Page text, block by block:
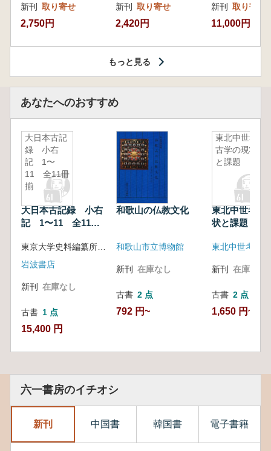
新刊 取り寄せ
2,750円
新刊 取り寄せ
2,420円
新刊 取り寄せ
11,000円
もっと見る
あなたへのおすすめ
大日本古記
録 小右
記 1〜
11 全11冊
揃
大日本古記録 小右
記 1〜11 全11冊
岩波書店
新刊 在庫なし
古書 1 点
15,400 円
和歌山の仏教文化
和歌山市立博物館
新刊 在庫なし
古書 2 点
792 円~
東北中世考
古学の現状
と課題
東北中世考古
状と課題
東北中世考古学
新刊 在庫なし
古書 2 点
1,650 円~
六一書房のイチオシ
新刊 中国書 韓国書 電子書籍